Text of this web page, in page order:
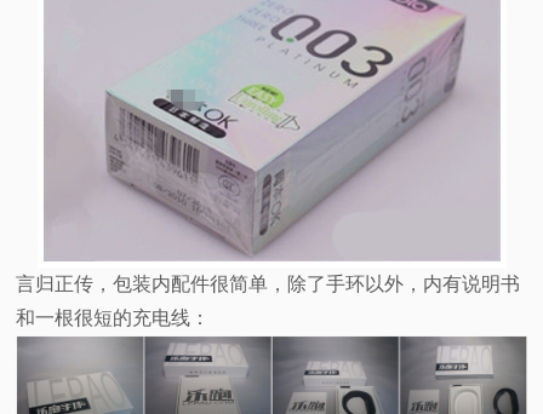
言归正传，包装内配件很简单，除了手环以外，内有说明书
和一根很短的充电线：